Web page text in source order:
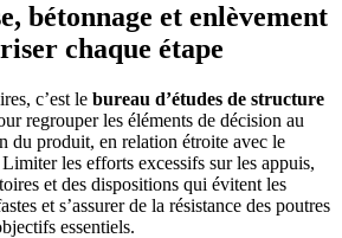
bétonnage et enlèvement
chaque étape
c’est le bureau d’études de structure
regrouper les éléments de décision au
du produit, en relation étroite avec le
Limiter les efforts excessifs sur les appuis,
et des dispositions qui évitent les
et s’assurer de la résistance des poutres
essentiels.